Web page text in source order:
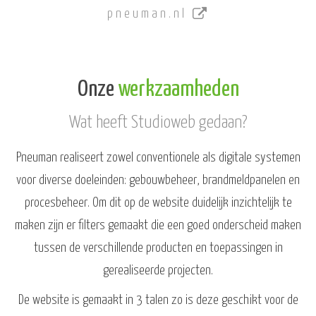
pneuman.nl
Onze werkzaamheden
Wat heeft Studioweb gedaan?
Pneuman realiseert zowel conventionele als digitale systemen
voor diverse doeleinden: gebouwbeheer, brandmeldpanelen en
procesbeheer. Om dit op de website duidelijk inzichtelijk te
maken zijn er filters gemaakt die een goed onderscheid maken
tussen de verschillende producten en toepassingen in
gerealiseerde projecten.
De website is gemaakt in 3 talen zo is deze geschikt voor de